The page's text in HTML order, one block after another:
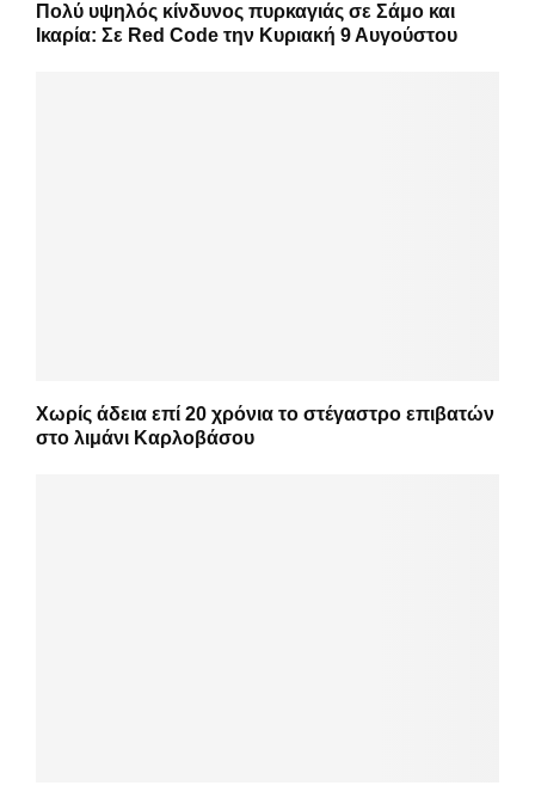
Πολύ υψηλός κίνδυνος πυρκαγιάς σε Σάμο και
Ικαρία: Σε Red Code την Κυριακή 9 Αυγούστου
Χωρίς άδεια επί 20 χρόνια το στέγαστρο επιβατών
στο λιμάνι Καρλοβάσου